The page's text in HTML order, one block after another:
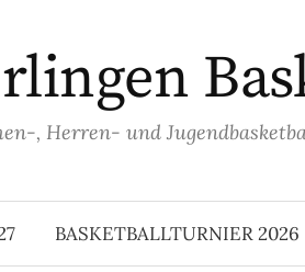
, Herren- und
BASKETBALLTURNIER 2026